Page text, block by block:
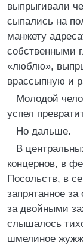
выпрыгивали
сыпались на
манжету
собственными
«люблю»,
врассыпную и
Молодой
успел
Но дальше.
В
концернов, в
Посольств, в
запрятанное
за двойными
слышалось
шмелиное